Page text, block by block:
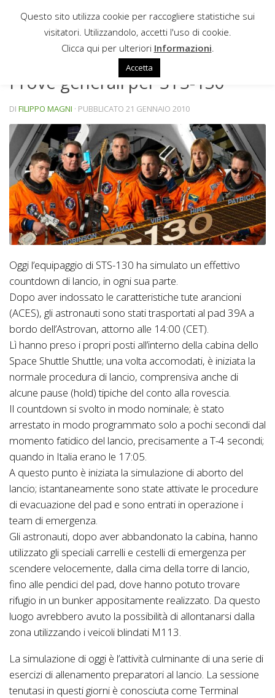
Sotto il contenuto
Prove generali per STS-130
DI FILIPPO MAGNI · PUBBLICATO 21 GENNAIO 2010
Oggi l’equipaggio di STS-130 ha simulato un effettivo
countdown di lancio, in ogni sua parte.
Dopo aver indossato le caratteristiche tute arancioni
(ACES), gli astronauti sono stati trasportati al pad 39A a
bordo dell’Astrovan, attorno alle 14:00 (CET).
Lì hanno preso i propri posti all’interno della cabina dello
Space Shuttle Shuttle; una volta accomodati, è iniziata la
normale procedura di lancio, comprensiva anche di
alcune pause (hold) tipiche del conto alla rovescia.
Il countdown si svolto in modo nominale; è stato
arrestato in modo programmato solo a pochi secondi dal
momento fatidico del lancio, precisamente a T-4 secondi;
quando in Italia erano le 17:05.
A questo punto è iniziata la simulazione di aborto del
lancio; istantaneamente sono state attivate le procedure
di evacuazione del pad e sono entrati in operazione i
team di emergenza.
Gli astronauti, dopo aver abbandonato la cabina, hanno
utilizzato gli speciali carrelli e cestelli di emergenza per
scendere velocemente, dalla cima della torre di lancio,
fino alle pendici del pad, dove hanno potuto trovare
rifugio in un bunker appositamente realizzato. Da questo
luogo avrebbero avuto la possibilità di allontanarsi dalla
zona utilizzando i veicoli blindati M113.
La simulazione di oggi è l’attività culminante di una serie di
esercizi di allenamento preparatori al lancio. La sessione
tenutasi in questi giorni è conosciuta come Terminal
Questo sito utilizza cookie per raccogliere statistiche sui
visitatori. Utilizzandolo, accetti l'uso di cookie.
Clicca qui per ulteriori Informazioni
Accetta